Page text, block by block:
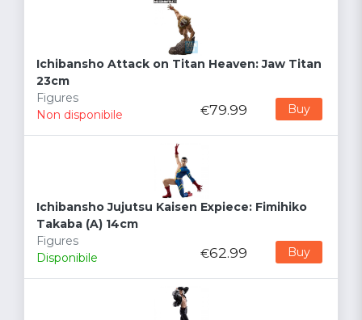
Ichibansho Attack on Titan Heaven: Jaw Titan
23cm
Figures
Non disponibile
€79.99 Buy
Ichibansho Jujutsu Kaisen Expiece: Fimihiko
Takaba (A) 14cm
Figures
Disponibile
€62.99 Buy